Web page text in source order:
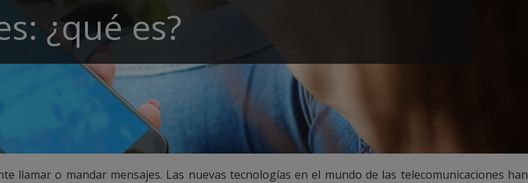
¿qué es?
llamar o mandar mensajes. Las nuevas tecnologías en el mundo de las telecomunicaciones han